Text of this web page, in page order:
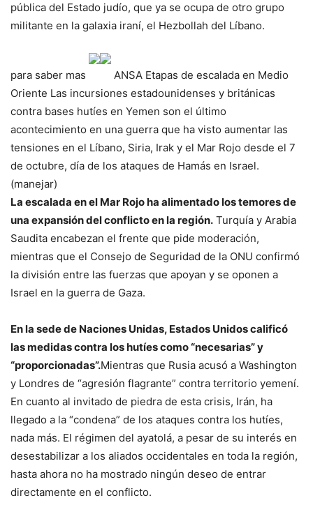
pública del Estado judío, que ya se ocupa de otro grupo
militante en la galaxia iraní, el Hezbollah del Líbano.
para saber mas ANSA Etapas de escalada en Medio
Oriente Las incursiones estadounidenses y británicas
contra bases hutíes en Yemen son el último
acontecimiento en una guerra que ha visto aumentar las
tensiones en el Líbano, Siria, Irak y el Mar Rojo desde el 7
de octubre, día de los ataques de Hamás en Israel.
(manejar)
La escalada en el Mar Rojo ha alimentado los temores de
una expansión del conflicto en la región. Turquía y Arabia
Saudita encabezan el frente que pide moderación,
mientras que el Consejo de Seguridad de la ONU confirmó
la división entre las fuerzas que apoyan y se oponen a
Israel en la guerra de Gaza.
En la sede de Naciones Unidas, Estados Unidos calificó
las medidas contra los hutíes como “necesarias” y
“proporcionadas”.Mientras que Rusia acusó a Washington
y Londres de “agresión flagrante” contra territorio yemení.
En cuanto al invitado de piedra de esta crisis, Irán, ha
llegado a la “condena” de los ataques contra los hutíes,
nada más. El régimen del ayatolá, a pesar de su interés en
desestabilizar a los aliados occidentales en toda la región,
hasta ahora no ha mostrado ningún deseo de entrar
directamente en el conflicto.